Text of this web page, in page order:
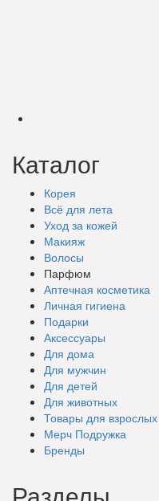
Каталог
Корея
Всё для лета
Уход за кожей
Макияж
Волосы
Парфюм
Аптечная косметика
Личная гигиена
Подарки
Аксессуары
Для дома
Для мужчин
Для детей
Для животных
Товары для взрослых
Мерч Подружка
Бренды